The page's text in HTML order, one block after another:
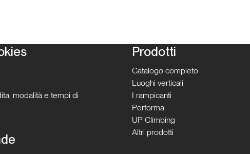
modalità e tempi di
Prodotti
Catalogo completo
Luoghi verticali
I rampicanti
Performa
UP Climbing
Altri prodotti